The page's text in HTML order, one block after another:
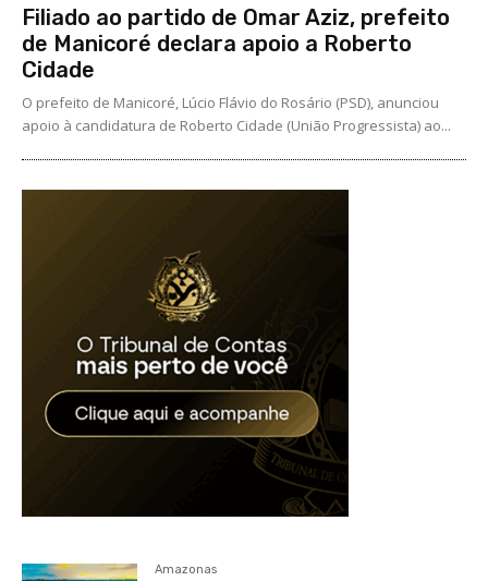
Filiado ao partido de Omar Aziz, prefeito
de Manicoré declara apoio a Roberto
Cidade
O prefeito de Manicoré, Lúcio Flávio do Rosário (PSD), anunciou
apoio à candidatura de Roberto Cidade (União Progressista) ao...
Amazonas